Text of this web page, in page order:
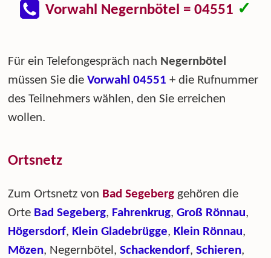
Vorwahl Negernbötel = 04551 ✓
Für ein Telefongespräch nach Negernbötel
müssen Sie dieVorwahl 04551 + die Rufnummer
des Teilnehmers wählen, den Sie erreichen
wollen.
Ortsnetz
Zum Ortsnetz von Bad Segeberg gehören die
Orte Bad Segeberg, Fahrenkrug,Groß Rönnau,
Högersdorf, Klein Gladebrügge, Klein Rönnau,
Mözen, Negernbötel,Schackendorf,Schieren,